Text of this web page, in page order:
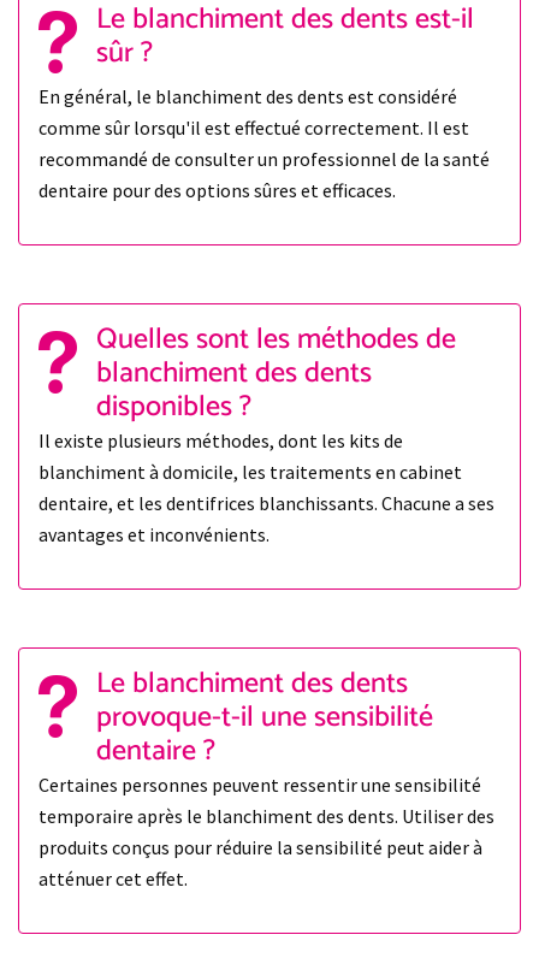
Le blanchiment des dents est-il
sûr ?
En général, le blanchiment des dents est considéré
comme sûr lorsqu'il est effectué correctement. Il est
recommandé de consulter un professionnel de la santé
dentaire pour des options sûres et efficaces.
Quelles sont les méthodes de
blanchiment des dents
disponibles ?
Il existe plusieurs méthodes, dont les kits de
blanchiment à domicile, les traitements en cabinet
dentaire, et les dentifrices blanchissants. Chacune a ses
avantages et inconvénients.
Le blanchiment des dents
provoque-t-il une sensibilité
dentaire ?
Certaines personnes peuvent ressentir une sensibilité
temporaire après le blanchiment des dents. Utiliser des
produits conçus pour réduire la sensibilité peut aider à
atténuer cet effet.